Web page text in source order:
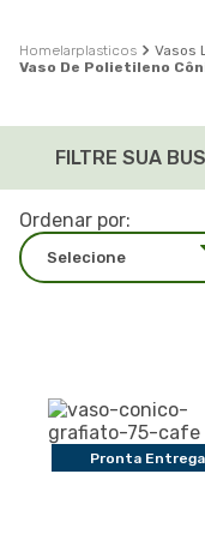
larplasticos
Vasos
Vaso De Polietileno
FILTRE SUA
Ordenar por:
Pronta Entrega